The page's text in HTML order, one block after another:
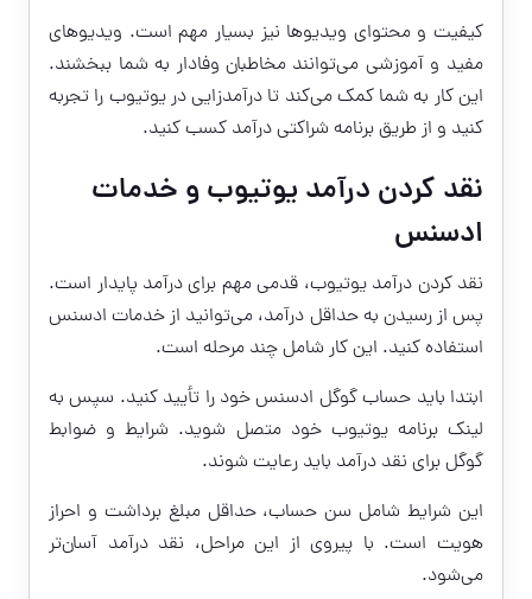
کیفیت و محتوای ویدیوها نیز بسیار مهم است. ویدیوهای
مفید و آموزشی می‌توانند مخاطبان وفادار به شما ببخشند.
این کار به شما کمک می‌کند تا درآمدزایی در یوتیوب را تجربه
کنید و از طریق برنامه شراکتی درآمد کسب کنید.
نقد کردن درآمد یوتیوب و خدمات
ادسنس
نقد کردن درآمد یوتیوب، قدمی مهم برای درآمد پایدار است.
پس از رسیدن به حداقل درآمد، می‌توانید از خدمات ادسنس
استفاده کنید. این کار شامل چند مرحله است.
ابتدا باید حساب گوگل ادسنس خود را تأیید کنید. سپس به
لینک برنامه یوتیوب خود متصل شوید. شرایط و ضوابط
گوگل برای نقد درآمد باید رعایت شوند.
این شرایط شامل سن حساب، حداقل مبلغ برداشت و احراز
هویت است. با پیروی از این مراحل، نقد درآمد آسان‌تر
می‌شود.